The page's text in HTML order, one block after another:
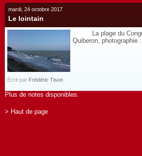
mardi, 24 octobre 2017
Le lointain
La plage du
Quiberon,
Écrit par Frédéric Tison
Plus de notes disponibles.
> Haut de page